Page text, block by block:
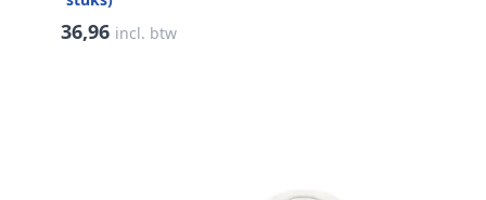
36,96 incl. btw